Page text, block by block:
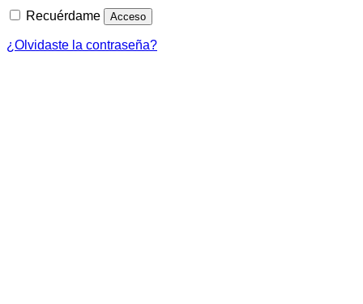
Recuérdame Acceso
¿Olvidaste la contraseña?